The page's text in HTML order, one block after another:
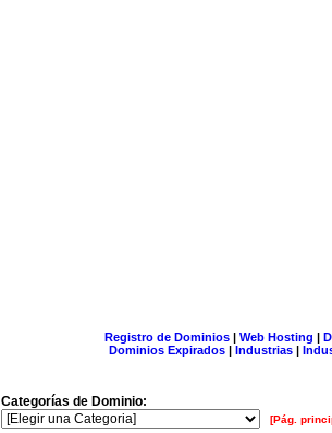
Registro de Dominios| Web Hosting |
Dominios Expirados | Industrias |
Categorías de Dominio:
[Pág.